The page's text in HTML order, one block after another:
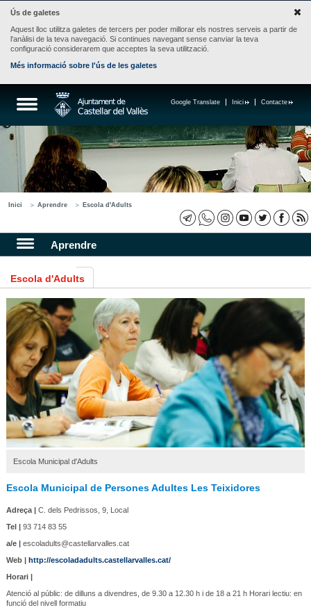
Ús de galetes
Aquest lloc utilitza galetes de tercers per poder millorar els nostres serveis a partir de
l'anàlisi de la teva navegació. Si continues navegant sense canviar la teva
configuració considerarem que acceptes la seva utilització.
Més informació sobre l'ús de les galetes
Contacte
Inici
Google Translate
Inici Aprendre Escola d'Adults
Aprendre
Escola d'Adults
Escola Municipal d'Adults
Escola Municipal de Persones Adultes Les Teixidores
Adreça |C. dels Pedrissos, 9, Local
Tel |93 714 83 55
a/e |escoladults@castellarvalles.cat
Web | http://escoladadults.castellarvalles.cat/
Horari |
Atenció al públic: de dilluns a divendres, de 9.30 a 12.30 h i de 18 a 21 h Horari lectiu: en
funció del nivell formatiu